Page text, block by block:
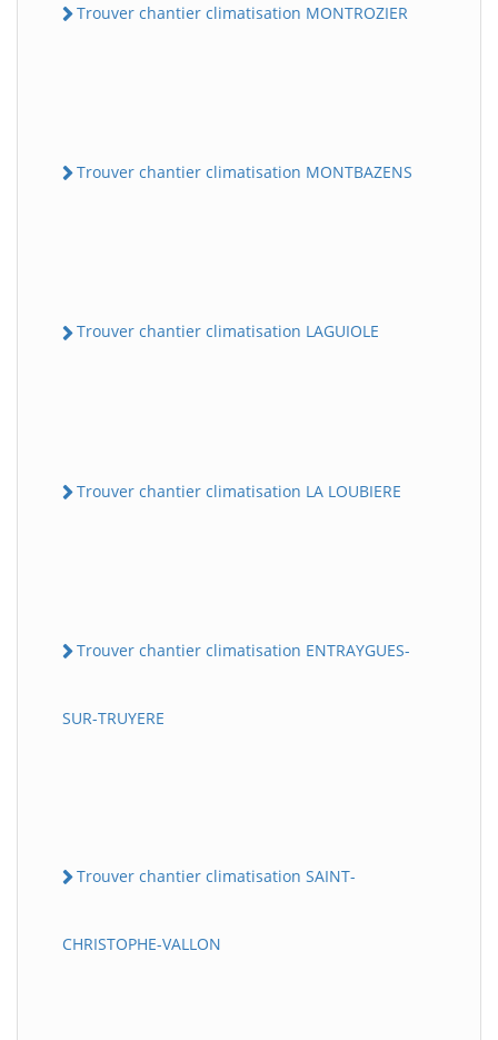
Trouver chantier climatisation MONTROZIER
Trouver chantier climatisation MONTBAZENS
Trouver chantier climatisation LAGUIOLE
Trouver chantier climatisation LA LOUBIERE
Trouver chantier climatisation ENTRAYGUES-
SUR-TRUYERE
Trouver chantier climatisation SAINT-
CHRISTOPHE-VALLON